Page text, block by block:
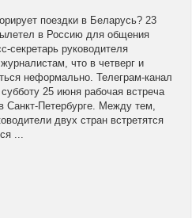
поездки в Беларусь? 23
в Россию для общения
руководителя
что в четверг и
неформально. Телеграм-канал
25 июня рабочая встреча
Санкт-Петербурге. Между тем,
двух стран встретятся
...